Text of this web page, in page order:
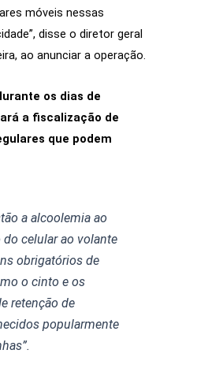
móveis nessas
disse o diretor geral
ao anunciar a operação.
os dias de
a fiscalização de
que podem
a alcoolemia ao
do celular ao volante
obrigatórios de
o cinto e os
retenção de
popularmente